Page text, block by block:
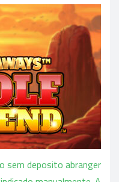
sem deposito abranger